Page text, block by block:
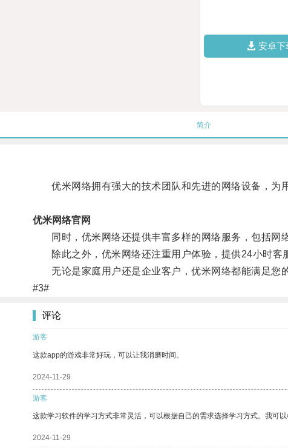
安卓下
简介
优米网络拥有强大的技术团队和先进的网络设备，为
优米网络官网
同时，优米网络还提供丰富多样的网络服务，包括网
除此之外，优米网络还注重用户体验，提供24小时客
无论是家庭用户还是企业客户，优米网络都能满足您
#3#
评论
游客
这款app的游戏非常好玩，可以让我消磨时间。
2024-11-29
游客
这款学习软件的学习方式非常灵活，可以根据自己的需求选择学习方式。我可以
2024-11-29